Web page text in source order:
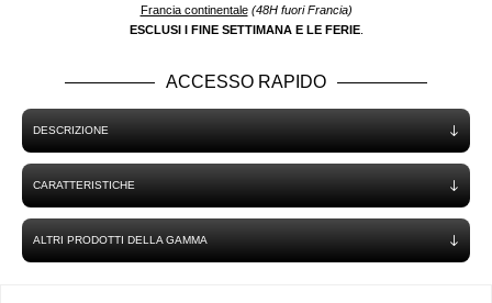
Francia continentale (48H fuori Francia)
ESCLUSI I FINE SETTIMANA E LE FERIE.
ACCESSO RAPIDO
DESCRIZIONE
CARATTERISTICHE
ALTRI PRODOTTI DELLA GAMMA